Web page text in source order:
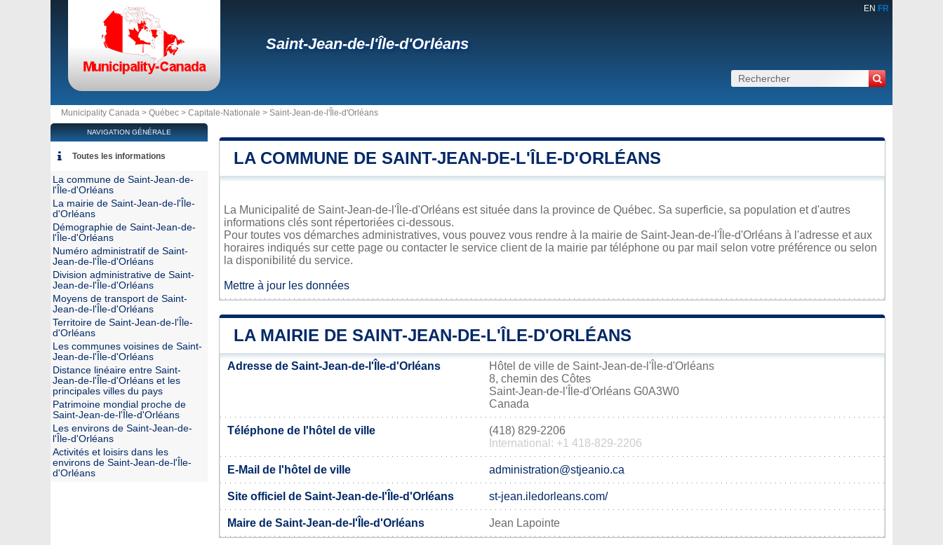
EN FR
Saint-Jean-de-l'Île-d'Orléans
Municipality Canada > Québec > Capitale-Nationale > Saint-Jean-de-l'Île-d'Orléans
LA COMMUNE DE SAINT-JEAN-DE-L'ÎLE-D'ORLÉANS
La Municipalité de Saint-Jean-de-l'Île-d'Orléans est située dans la province de Québec. Sa superficie, sa population et d'autres
informations clés sont répertoriées ci-dessous.
Pour toutes vos démarches administratives, vous pouvez vous rendre à la mairie de Saint-Jean-de-l'Île-d'Orléans à l'adresse et aux
horaires indiqués sur cette page ou contacter le service client de la mairie par téléphone ou par mail selon votre préférence ou selon
la disponibilité du service.
Mettre à jour les données
LA MAIRIE DE SAINT-JEAN-DE-L'ÎLE-D'ORLÉANS
Adresse de Saint-Jean-de-l'Île-d'Orléans
Hôtel de ville de Saint-Jean-de-l'Île-d'Orléans
8, chemin des Côtes
Saint-Jean-de-l'Île-d'Orléans G0A3W0
Canada
Téléphone de l'hôtel de ville
(418) 829-2206
International: +1 418-829-2206
E-Mail de l'hôtel de ville administration@stjeanio.ca
Site officiel de Saint-Jean-de-l'Île-d'Orléans st-jean.iledorleans.com/
Maire de Saint-Jean-de-l'Île-d'Orléans Jean Lapointe
NAVIGATION GÉNÉRALE
Toutes les informations
La commune de Saint-Jean-de-
l'Île-d'Orléans
La mairie de Saint-Jean-de-l'Île-
d'Orléans
Démographie de Saint-Jean-de-
l'Île-d'Orléans
Numéro administratif de Saint-
Jean-de-l'Île-d'Orléans
Division administrative de Saint-
Jean-de-l'Île-d'Orléans
Moyens de transport de Saint-
Jean-de-l'Île-d'Orléans
Territoire de Saint-Jean-de-l'Île-
d'Orléans
Les communes voisines de Saint-
Jean-de-l'Île-d'Orléans
Distance linéaire entre Saint-
Jean-de-l'Île-d'Orléans et les
principales villes du pays
Patrimoine mondial proche de
Saint-Jean-de-l'Île-d'Orléans
Les environs de Saint-Jean-de-
l'Île-d'Orléans
Activités et loisirs dans les
environs de Saint-Jean-de-l'Île-
d'Orléans